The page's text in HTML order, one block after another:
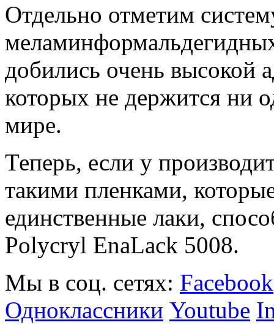
Отдельно отметим
добились очень высокой
которых не держится ни
мире.
Теперь, если у
такими пленками,
единственные лаки,
Polycryl EnaLack 5008.
Мы в соц. сетях: Facebook
Одноклассники Youtube